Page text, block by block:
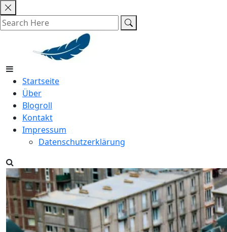
Skip
to
content
Startseite
Über
Blogroll
Kontakt
Impressum
Datenschutzerklärung